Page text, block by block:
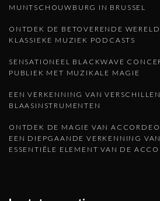
i
o
n
e
i
MUNTSCHOUWBURG IN BRUSSEL
ONTDEK DE BETOVERENDE
KLASSIEKE MUZIEK PODCASTS
SENSATIONEEL BLACKWAVE
PUBLIEK MET MUZIKALE MAGIE
EEN VERKENNING VAN
BLAASINSTRUMENTEN
ONTDEK DE MAGIE VAN
EEN DIEPGAANDE VERKENNING
ESSENTIËLE ELEMENT VAN DE